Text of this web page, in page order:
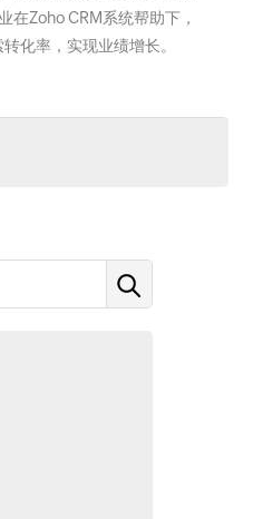
在Zoho CRM系统帮助下，
化率，实现业绩增长。